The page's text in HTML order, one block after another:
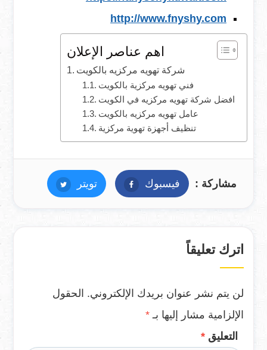
http://www.fnyshy.com
اهم عناصر الإعلان
شركة تهويه مركزيه بالكويت
فني تهويه مركزية بالكويت
افضل شركة تهويه مركزيه في الكويت
عامل تهويه مركزيه بالكويت
تنظيف أجهزة تهوية مركزية
مشاركة : فيسبوك فيسبوكتويتر تويتر
اترك تعليقاً
لن يتم نشر عنوان بريدك الإلكتروني. الحقول
الإلزامية مشار إليها بـ *
التعليق *